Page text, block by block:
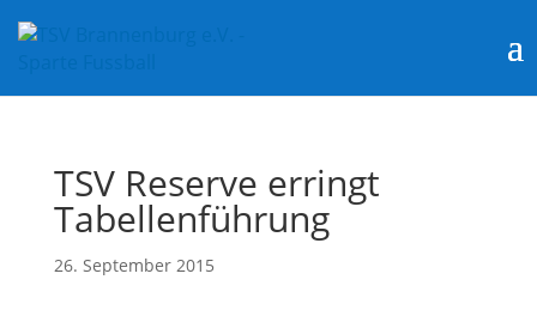
TSV Reserve erringt
Tabellenführung
26. September 2015